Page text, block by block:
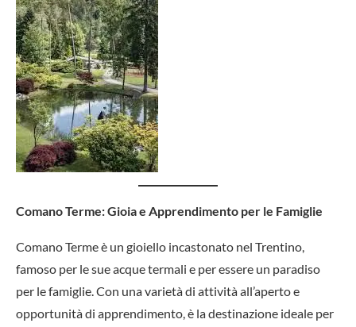
Comano Terme: Gioia e Apprendimento per le Famiglie
Comano Terme è un gioiello incastonato nel Trentino,
famoso per le sue acque termali e per essere un paradiso
per le famiglie. Con una varietà di attività all’aperto e
opportunità di apprendimento, è la destinazione ideale per